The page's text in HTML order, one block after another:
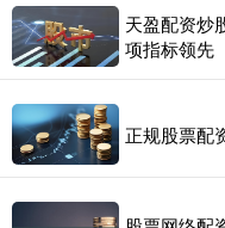
天盈配资炒
项指标领先
正规股票配